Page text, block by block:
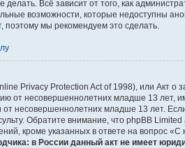
делать. Всё зависит от того, как
возможности, которые недоступны
поэтому мы рекомендуем это сделать.
Privacy Protection Act of 1998), или Акт
от несовершеннолетних младше 13 лет,
несовершеннолетних младше 13 лет.
Обратите внимание, что phpBB
кроме указанных в ответе на вопрос «С
в России данный акт не имеет